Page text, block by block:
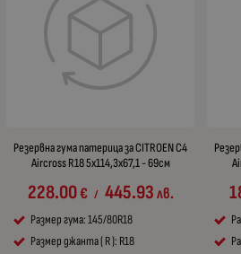
Резервна гума патерица за CITROEN C4
Aircross R18 5x114,3x67,1 - 69см
228.00€ / 445.93лв.
Размер гума: 145/80R18
Размер джанта ( R ): R18